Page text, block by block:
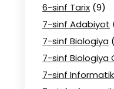
6-sinf Tarix (9)
7-sinf Adabiyot
7-sinf Biologiya
7-sinf Biologiya
7-sinf